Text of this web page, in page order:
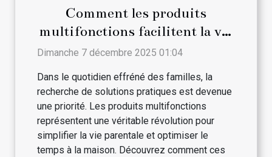
Comment les produits
multifonctions facilitent la vie
des parents ?
Dimanche 7 décembre 2025 01:04
Dans le quotidien effréné des familles, la
recherche de solutions pratiques est devenue
une priorité. Les produits multifonctions
représentent une véritable révolution pour
simplifier la vie parentale et optimiser le
temps à la maison. Découvrez comment ces